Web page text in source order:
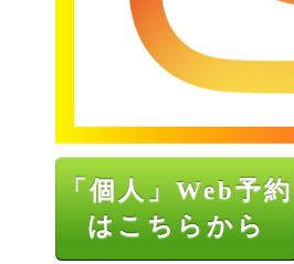
「個人」Web予約
はこちらから